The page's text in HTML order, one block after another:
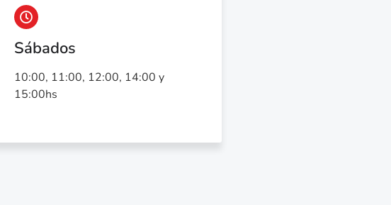
Sábados
10:00, 11:00, 12:00, 14:00 y
15:00hs